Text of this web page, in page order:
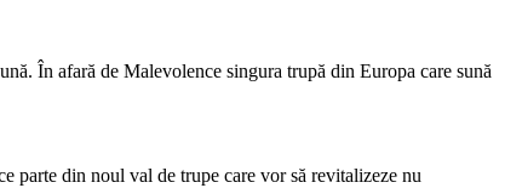
În afară de Malevolence singura trupă din Europa care sună
parte din noul val de trupe care vor să revitalizeze nu